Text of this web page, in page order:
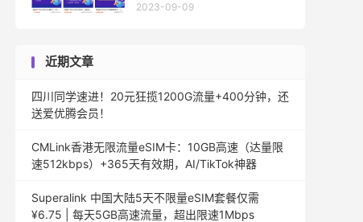
2023-09-09
近期文章
四川同学速进！20元狂揽1200G流量+400分钟，还
送爱优腾会员！
CMLink香港无限流量eSIM卡：10GB高速（达量限
速512kbps）+365天有效期，AI/TikTok神器
Superalink 中国大陆5天不限量eSIM套餐仅需
¥6.75 | 每天5GB高速流量，超出限速1Mbps